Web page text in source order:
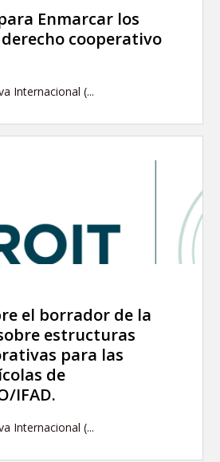
Enmarcar los
cooperativo
Internacional (...
el borrador de la
estructuras
para las
de
IFAD.
Internacional (...